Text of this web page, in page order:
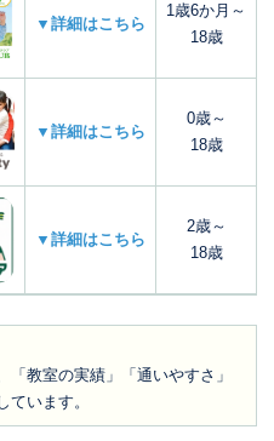
▼詳細はこちら
1歳6か月～
18歳
▼詳細はこちら
0歳～
18歳
▼詳細はこちら
2歳～
18歳
教室の実績」「通いやすさ」
ています。